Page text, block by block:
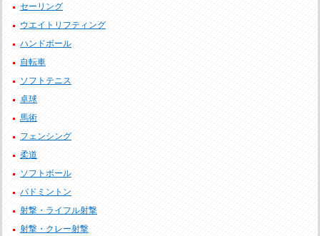
セーリング
ウエイトリフティング
ハンドボール
自転車
ソフトテニス
卓球
馬術
フェンシング
柔道
ソフトボール
バドミントン
射撃・ライフル射撃
射撃・クレー射撃